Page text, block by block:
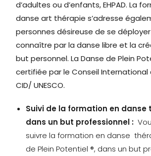
d’adultes ou d’enfants, EHPAD. La
danse art thérapie s’adresse
personnes désireuse de se
connaître par la danse libre et la
but personnel. La Danse de Plein
certifiée par le Conseil International
CID/ UNESCO.
Suivi de la formation en danse
dans un but professionnel :
suivre la formation en danse
de Plein Potentiel ®, dans un but